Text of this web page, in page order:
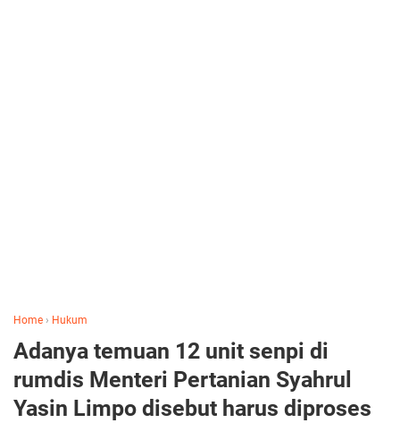
Home › Hukum
Adanya temuan 12 unit senpi di
rumdis Menteri Pertanian Syahrul
Yasin Limpo disebut harus diproses